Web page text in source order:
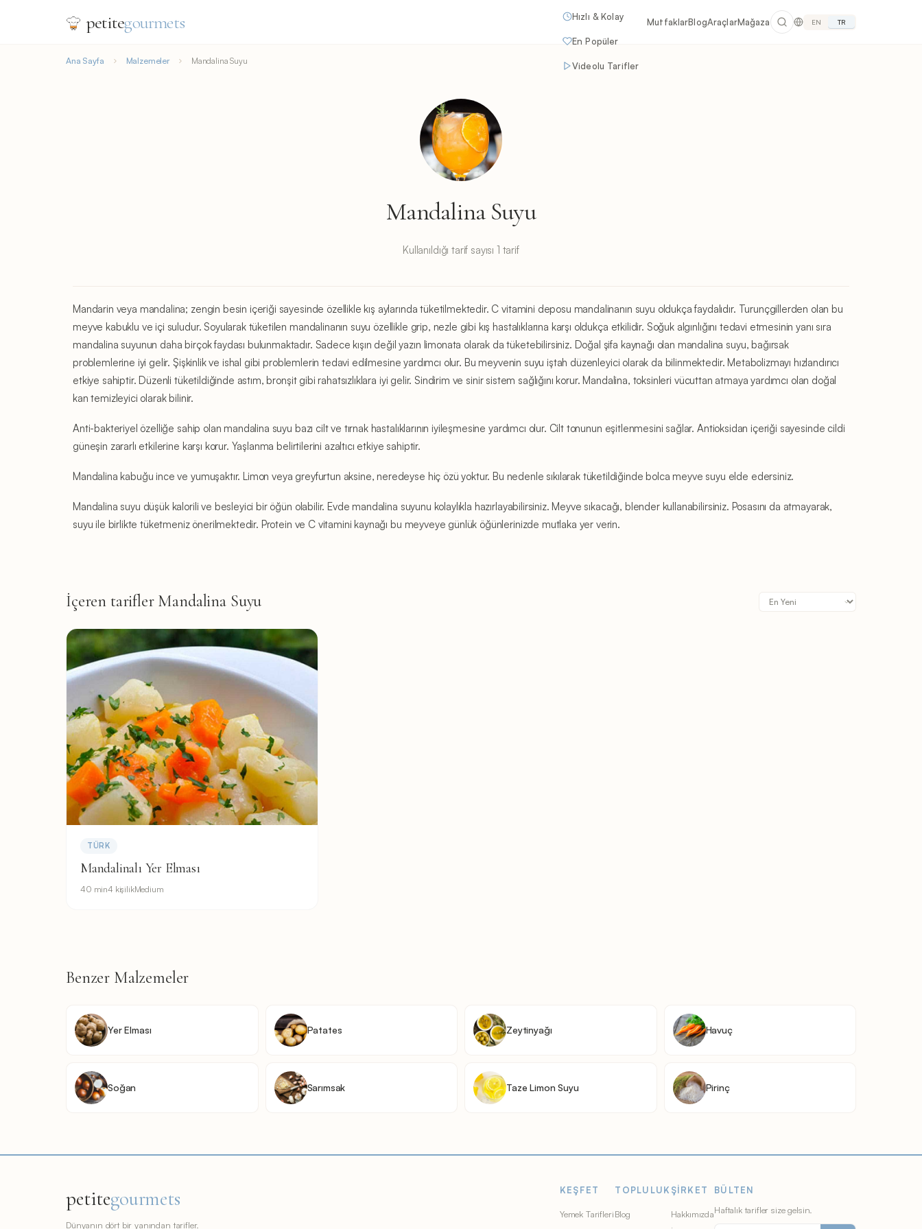
petitegourmets Hızlı & Kolay
En Popüler
Videolu Tarifler
MutfaklarBlogAraçlarMağaza EN TR
Ana Sayfa Malzemeler Mandalina Suyu
Mandalina Suyu
Kullanıldığı tarif sayısı 1 tarif
Mandarin veya mandalina; zengin besin içeriği sayesinde özellikle kış aylarında tüketilmektedir. C vitamini deposu mandalinanın suyu oldukça faydalıdır. Turunçgillerden olan bu
meyve kabuklu ve içi suludur. Soyularak tüketilen mandalinanın suyu özellikle grip, nezle gibi kış hastalıklarına karşı oldukça etkilidir. Soğuk algınlığını tedavi etmesinin yanı sıra
mandalina suyunun daha birçok faydası bulunmaktadır. Sadece kışın değil yazın limonata olarak da tüketebilirsiniz. Doğal şifa kaynağı olan mandalina suyu, bağırsak
problemlerine iyi gelir. Şişkinlik ve ishal gibi problemlerin tedavi edilmesine yardımcı olur. Bu meyvenin suyu iştah düzenleyici olarak da bilinmektedir. Metabolizmayı hızlandırıcı
etkiye sahiptir. Düzenli tüketildiğinde astım, bronşit gibi rahatsızlıklara iyi gelir. Sindirim ve sinir sistem sağlığını korur. Mandalina, toksinleri vücuttan atmaya yardımcı olan doğal
kan temizleyici olarak bilinir.
Anti-bakteriyel özelliğe sahip olan mandalina suyu bazı cilt ve tırnak hastalıklarının iyileşmesine yardımcı olur. Cilt tonunun eşitlenmesini sağlar. Antioksidan içeriği sayesinde cildi
güneşin zararlı etkilerine karşı korur. Yaşlanma belirtilerini azaltıcı etkiye sahiptir.
Mandalina kabuğu ince ve yumuşaktır. Limon veya greyfurtun aksine, neredeyse hiç özü yoktur. Bu nedenle sıkılarak tüketildiğinde bolca meyve suyu elde edersiniz.
Mandalina suyu düşük kalorili ve besleyici bir öğün olabilir. Evde mandalina suyunu kolaylıkla hazırlayabilirsiniz. Meyve sıkacağı, blender kullanabilirsiniz. Posasını da atmayarak,
suyu ile birlikte tüketmeniz önerilmektedir. Protein ve C vitamini kaynağı bu meyveye günlük öğünlerinizde mutlaka yer verin.
İçeren tarifler Mandalina Suyu
TÜRK
Mandalinalı Yer Elması
40 min4 kişilikMedium
Benzer Malzemeler
Yer Elması Patates Zeytinyağı Havuç
Soğan Sarımsak Taze Limon Suyu Pirinç
petitegourmets
Dünyanın dört bir yanından tarifler.
KEŞFET
Yemek Tarifleri
TOPLULUK
Blog
ŞIRKET
Hakkımızda
BÜLTEN
Haftalık tarifler size gelsin.